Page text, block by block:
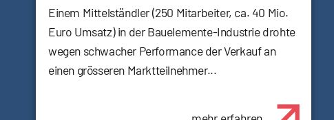
Einem Mittelständler (250 Mitarbeiter, ca. 40 Mio.
Euro Umsatz) in der Bauelemente-Industrie drohte
wegen schwacher Performance der Verkauf an
einen grösseren Marktteilnehmer...